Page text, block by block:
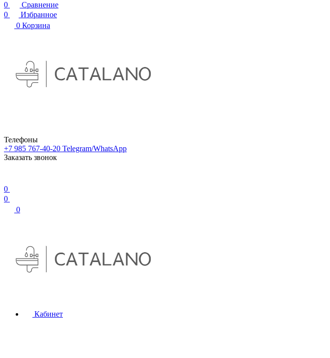
0
Сравнение
0
Избранное
0 Корзина
Телефоны
+7 985 767-40-20 Telegram/WhatsApp
Заказать звонок
0
0
0
Кабинет